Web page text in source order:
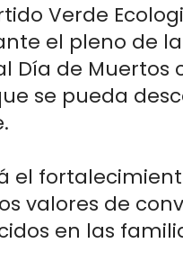
Verde
el pleno de
Día de Muertos
se pueda
el
valores de
en las